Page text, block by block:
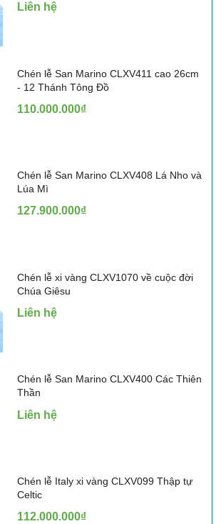
Liên hệ
Chén lễ San Marino CLXV411 cao 26cm
- 12 Thánh Tông Đồ
110.000.000₫
Chén lễ San Marino CLXV408 Lá Nho và
Lúa Mì
127.900.000₫
Chén lễ xi vàng CLXV1070 về cuộc đời
Chúa Giêsu
Liên hệ
Chén lễ San Marino CLXV400 Các Thiên
Thần
Liên hệ
Chén lễ Italy xi vàng CLXV099 Thập tự
Celtic
112.000.000₫